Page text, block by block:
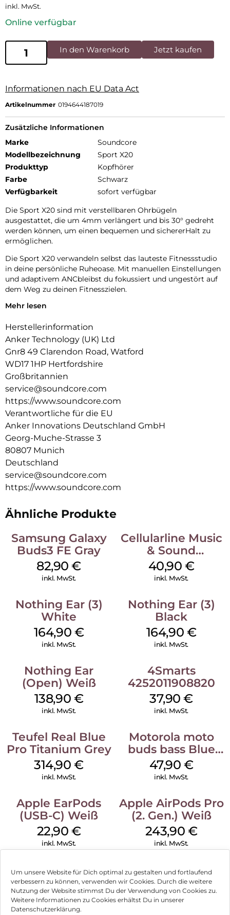
Um unsere Website für Dich optimal zu gestalten und fortlaufend
verbessern zu können, verwenden wir Cookies. Durch die weitere
Nutzung der Website stimmst Du der Verwendung von Cookies zu.
Weitere Informationen zu Cookies erhältst Du in unserer
Datenschutzerklärung.
inkl. MwSt.
Online verfügbar
In den Warenkorb Jetzt kaufen
Informationen nach EU Data Act
Artikelnummer 0194644187019
Zusätzliche Informationen
Marke
Soundcore
Modellbezeichnung
Sport X20
Produkttyp
Kopfhörer
Farbe
Schwarz
Verfügbarkeit
sofort verfügbar
Die Sport X20 sind mit verstellbaren Ohrbügeln
ausgestattet, die um 4mm verlängert und bis 30° gedreht
werden können, um einen bequemen und sichererHalt zu
ermöglichen.
Die Sport X20 verwandeln selbst das lauteste Fitnessstudio
in deine persönliche Ruheoase. Mit manuellen Einstellungen
und adaptivem ANCbleibst du fokussiert und ungestört auf
dem Weg zu deinen Fitnesszielen.
Tauche ein in das intensive Bass-Erlebnisder soundcore
dynamischen Treibern. Steigert deinen Sound und
katapultiert deine Motivation in ungeahnte Höhen.
Die Sportkopfhörer mit ihrem einzigartigen
Hohlraumdesign und soundcores exklusiver SweatGuard-
Technologie bieten Schutz vor Wasser, SchweiB und Staub
durch eine U-Boot inspierierte Abdichtung.
Die Sport X20 Workout Kopfhörer glänzen mit 12 Stunden
Akkulaufzeit pro Ladung, die mit dem Ladecase auf 48
Stunden steigt. Dank Schnellladefunktion bist du sofort
Trainings bereit.
Mehr lesen
Herstellerinformation
Anker Technology (UK) Ltd
Gnr8 49 Clarendon Road, Watford
WD17 1HP Hertfordshire
Großbritannien
service@soundcore.com
https://www.soundcore.com
Verantwortliche für die EU
Anker Innovations Deutschland GmbH
Georg-Muche-Strasse 3
80807 Munich
Deutschland
service@soundcore.com
https://www.soundcore.com
Ähnliche Produkte
Samsung Galaxy
Buds3 FE Gray
82,90€
inkl. MwSt.
Cellularline Music
& Sound
Bluetooth
Headphone MAXI
40,90 €
inkl. MwSt.
Nothing Ear (3)
White
164,90 €
inkl. MwSt.
Nothing Ear (3)
Black
164,90 €
inkl. MwSt.
Nothing Ear
(Open) Weiß
138,90 €
inkl. MwSt.
4Smarts
4252011908820
37,90€
inkl. MwSt.
Teufel Real Blue
Pro Titanium Grey
314,90€
inkl. MwSt.
Motorola moto
buds bass Blue
Jewel
47,90 €
inkl. MwSt.
Apple EarPods
(USB-C) Weiß
22,90 €
inkl. MwSt.
Apple AirPods Pro
(2. Gen.) Weiß
243,90 €
inkl. MwSt.
Impressum